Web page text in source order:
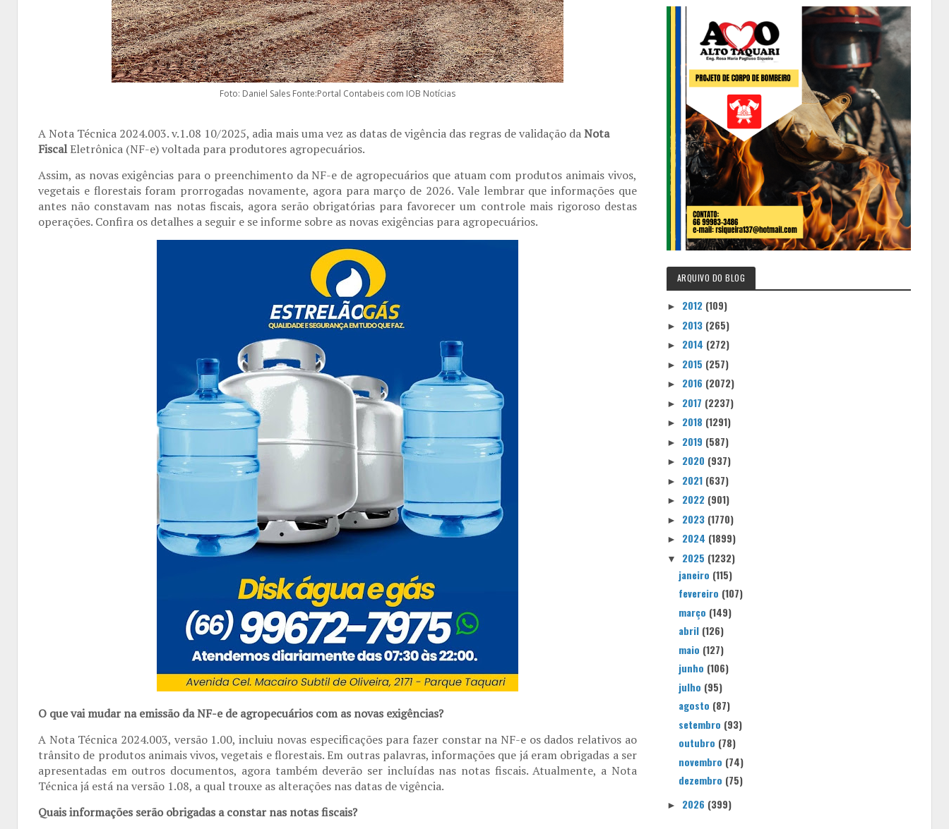
Foto: Daniel Sales Fonte:Portal Contabeis com IOB Notícias
A Nota Técnica 2024.003. v.1.08 10/2025, adia mais uma vez as datas de vigência das regras de validação daNota
FiscalEletrônica (NF-e) voltada para produtores agropecuários.
Assim, as novas exigências para o preenchimento da NF-e de agropecuários que atuam com produtos animais vivos,
vegetais e florestais foram prorrogadas novamente, agora para março de 2026. Vale lembrar que informações que
antes não constavam nas notas fiscais, agora serão obrigatórias para favorecer um controle mais rigoroso destas
operações. Confira os detalhes a seguir e se informe sobre as novas exigências para agropecuários.
O que vai mudar na emissão da NF-e de agropecuários com as novas exigências?
A Nota Técnica 2024.003, versão 1.00, incluiu novas especificações para fazer constar na NF-e os dados relativos ao
trânsito de produtos animais vivos, vegetais e florestais. Em outras palavras, informações que já eram obrigadas a ser
apresentadas em outros documentos, agora também deverão ser incluídas nas notas fiscais. Atualmente, a Nota
Técnica já está na versão 1.08, a qual trouxe as alterações nas datas de vigência.
Quais informações serão obrigadas a constar nas notas fiscais?
ARQUIVO DO BLOG
► 2012 (109)
► 2013 (265)
► 2014 (272)
► 2015 (257)
► 2016 (2072)
► 2017 (2237)
► 2018 (1291)
► 2019 (587)
► 2020 (937)
► 2021 (637)
► 2022 (901)
► 2023 (1770)
► 2024 (1899)
▼ 2025 (1232)
janeiro (115)
fevereiro (107)
março (149)
abril (126)
maio (127)
junho (106)
julho (95)
agosto (87)
setembro (93)
outubro (78)
novembro (74)
dezembro (75)
► 2026 (399)